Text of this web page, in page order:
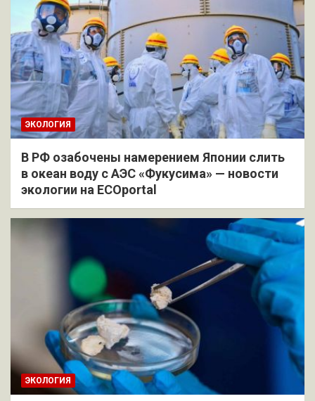
ЭКОЛОГИЯ
В РФ озабочены намерением Японии слить
в океан воду с АЭС «Фукусима» — новости
экологии на ECOportal
ЭКОЛОГИЯ